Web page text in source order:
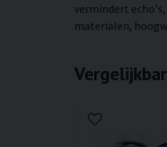
vermindert
materialen,